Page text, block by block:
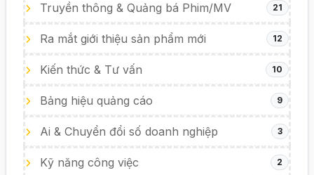
Truyền thông & Quảng bá Phim/MV 21
Ra mắt giới thiệu sản phẩm mới 12
Kiến thức & Tư vấn 10
Bảng hiệu quảng cáo 9
Ai & Chuyển đổi số doanh nghiệp 3
Kỹ năng công việc 2